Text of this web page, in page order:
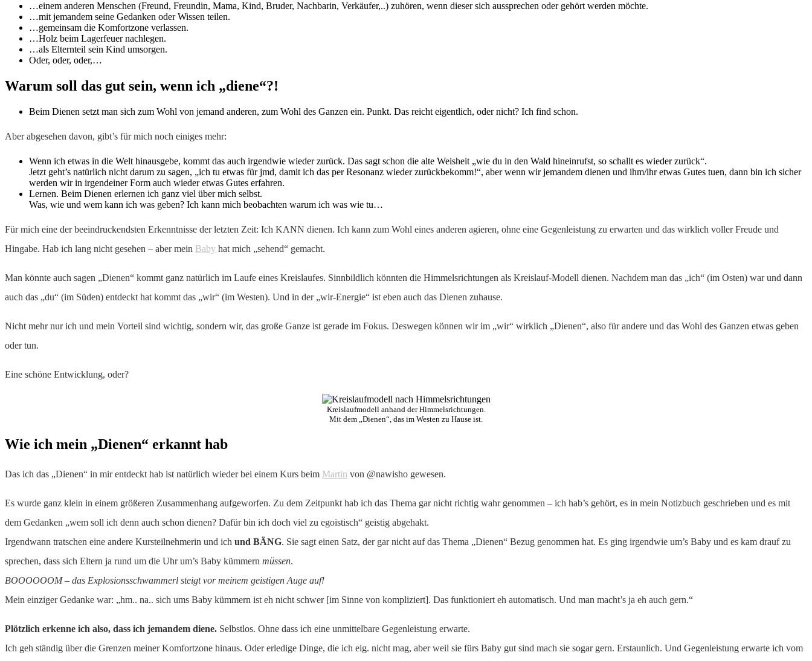
…einem anderen Menschen (Freund, Freundin, Mama, Kind, Bruder, Nachbarin, Verkäufer,..) zuhören, wenn dieser sich aussprechen oder gehört werden möchte.
…mit jemandem seine Gedanken oder Wissen teilen.
…gemeinsam die Komfortzone verlassen.
…Holz beim Lagerfeuer nachlegen.
…als Elternteil sein Kind umsorgen.
Oder, oder, oder,…
Warum soll das gut sein, wenn ich „diene“?!
Beim Dienen setzt man sich zum Wohl von jemand anderen, zum Wohl des Ganzen ein. Punkt. Das reicht eigentlich, oder nicht? Ich find schon.
Aber abgesehen davon, gibt’s für mich noch einiges mehr:
Wenn ich etwas in die Welt hinausgebe, kommt das auch irgendwie wieder zurück. Das sagt schon die alte Weisheit „wie du in den Wald hineinrufst, so schallt es wieder zurück“.
Jetzt geht’s natürlich nicht darum zu sagen, „ich tu etwas für jmd, damit ich das per Resonanz wieder zurückbekomm!“, aber wenn wir jemandem dienen und ihm/ihr etwas Gutes tuen, dann bin ich sicher
werden wir in irgendeiner Form auch wieder etwas Gutes erfahren.
Lernen. Beim Dienen erlernen ich ganz viel über mich selbst.
Was, wie und wem kann ich was geben? Ich kann mich beobachten warum ich was wie tu…
Für mich eine der beeindruckendsten Erkenntnisse der letzten Zeit: Ich KANN dienen. Ich kann zum Wohl eines anderen agieren, ohne eine Gegenleistung zu erwarten und das wirklich voller Freude und
Hingabe. Hab ich lang nicht gesehen – aber mein Baby hat mich „sehend“ gemacht.
Man könnte auch sagen „Dienen“ kommt ganz natürlich im Laufe eines Kreislaufes. Sinnbildlich könnten die Himmelsrichtungen als Kreislauf-Modell dienen. Nachdem man das „ich“ (im Osten) war und dann
auch das „du“ (im Süden) entdeckt hat kommt das „wir“ (im Westen). Und in der „wir-Energie“ ist eben auch das Dienen zuhause.
Nicht mehr nur ich und mein Vorteil sind wichtig, sondern wir, das große Ganze ist gerade im Fokus. Deswegen können wir im „wir“ wirklich „Dienen“, also für andere und das Wohl des Ganzen etwas geben
oder tun.
Eine schöne Entwicklung, oder?
Kreislaufmodell anhand der Himmelsrichtungen.
Mit dem „Dienen“, das im Westen zu Hause ist.
Wie ich mein „Dienen“ erkannt hab
Das ich das „Dienen“ in mir entdeckt hab ist natürlich wieder bei einem Kurs beim Martin von @nawisho gewesen.
Es wurde ganz klein in einem größeren Zusammenhang aufgeworfen. Zu dem Zeitpunkt hab ich das Thema gar nicht richtig wahr genommen – ich hab’s gehört, es in mein Notizbuch geschrieben und es mit
dem Gedanken „wem soll ich denn auch schon dienen? Dafür bin ich doch viel zu egoistisch“ geistig abgehakt.
Irgendwann tratschen eine andere Kursteilnehmerin und ich und BÄNG. Sie sagt einen Satz, der gar nicht auf das Thema „Dienen“ Bezug genommen hat. Es ging irgendwie um’s Baby und es kam drauf zu
sprechen, dass sich Eltern ja rund um die Uhr um’s Baby kümmern müssen.
BOOOOOOM – das Explosionsschwammerl steigt vor meinem geistigen Auge auf!
Mein einziger Gedanke war: „hm.. na.. sich ums Baby kümmern ist eh nicht schwer [im Sinne von kompliziert]. Das funktioniert eh automatisch. Und man macht’s ja eh auch gern.“
Plötzlich erkenne ich also, dass ich jemandem diene. Selbstlos. Ohne dass ich eine unmittelbare Gegenleistung erwarte.
Ich geh ständig über die Grenzen meiner Komfortzone hinaus. Oder erledige Dinge, die ich eig. nicht mag, aber weil sie fürs Baby gut sind mach sie sogar gern. Erstaunlich. Und Gegenleistung erwarte ich vom